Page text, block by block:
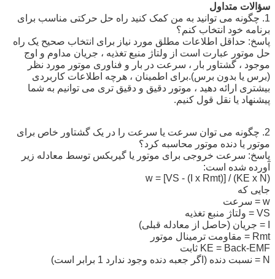
سؤالات متداول
1. چگونه می توانید به من کمک کنید راه حل حرکتی مناسب برای
برنامه خود انتخاب کنم؟
پاسخ: حداقل اطلاعات مطلق مورد نیاز برای انتخاب صحیح یک راه
حل موتور عبارت است از ولتاژ منبع تغذیه ، جریان مداوم و اوج
موجود ، گشتاور بار ، سرعت در بار و فناوری موتور مورد نظر
(برس یا بدون برس).برای اطمینان ، هرچه اطلاعات کاربردی
بیشتری ارائه دهید ، موتور دقیق و دقیق تری می توانیم به شما
پیشنهاد یا نقل قول کنیم.
2. چگونه می توان سرعت یا سرعت را در یک گشتاور خاص برای
موتور یا دنده موتور محاسبه کرد؟
پاسخ: سرعت خروجی برای موتور یا گیربکس توسط معادله زیر
آورده شده است:
w = [VS - (I x Rmt)] / (KE x N)
جایی که
w = سرعت
VS = ولتاژ منبع تغذیه
Rmt = مقاومت ترمینال موتور
KE = Back-EMF ثابت
N = نسبت دنده (اگر جعبه دنده وجود ندارد 1 برابر است)